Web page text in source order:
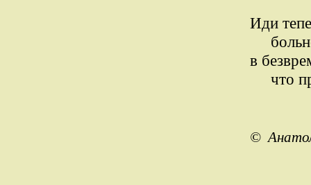
Иди
в
что
©